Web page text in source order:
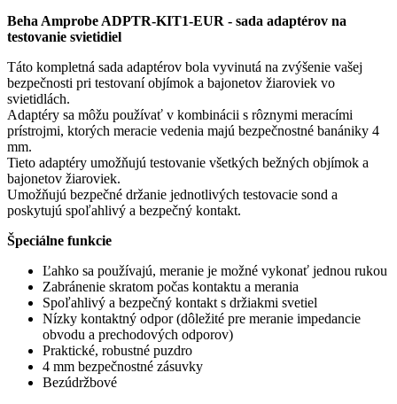
Beha Amprobe ADPTR-KIT1-EUR - sada adaptérov na
testovanie svietidiel
Táto kompletná sada adaptérov bola vyvinutá na zvýšenie vašej
bezpečnosti pri testovaní objímok a bajonetov žiaroviek vo
svietidlách.
Adaptéry sa môžu používať v kombinácii s rôznymi meracími
prístrojmi, ktorých meracie vedenia majú bezpečnostné banániky 4
mm.
Tieto adaptéry umožňujú testovanie všetkých bežných objímok a
bajonetov žiaroviek.
Umožňujú bezpečné držanie jednotlivých testovacie sond a
poskytujú spoľahlivý a bezpečný kontakt.
Špeciálne funkcie
Ľahko sa používajú, meranie je možné vykonať jednou rukou
Zabránenie skratom počas kontaktu a merania
Spoľahlivý a bezpečný kontakt s držiakmi svetiel
Nízky kontaktný odpor (dôležité pre meranie impedancie
obvodu a prechodových odporov)
Praktické, robustné puzdro
4 mm bezpečnostné zásuvky
Bezúdržbové